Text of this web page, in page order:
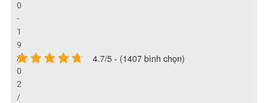
0
-
1
9
/
0
2
/
4.7/5 - (1407 bình chọn)